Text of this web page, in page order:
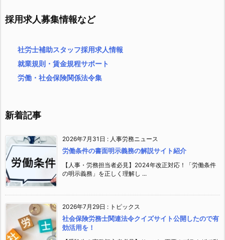
採用求人募集情報など
社労士補助スタッフ採用求人情報
就業規則・賃金規程サポート
労働・社会保険関係法令集
新着記事
2026年7月31日 : 人事労務ニュース
労働条件の書面明示義務の解説サイト紹介
【人事・労務担当者必見】2024年改正対応！「労働条件
の明示義務」を正しく理解し ...
2026年7月29日 : トピックス
社会保険労務士関連法令クイズサイト公開したので有
効活用を！